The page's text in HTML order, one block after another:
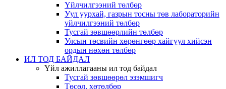
Үйлчилгээний төлбөр
Уул уурхай, газрын тосны төв лабораторийн
үйлчилгээний төлбөр
Тусгай зөвшөөрлийн төлбөр
Улсын төсвийн хөрөнгөөр хайгуул хийсэн
ордын нөхөн төлбөр
ИЛ ТОД БАЙДАЛ
Үйл ажиллагааны ил тод байдал
Тусгай зөвшөөрөл эзэмшигч
Төсөл, хөтөлбөр